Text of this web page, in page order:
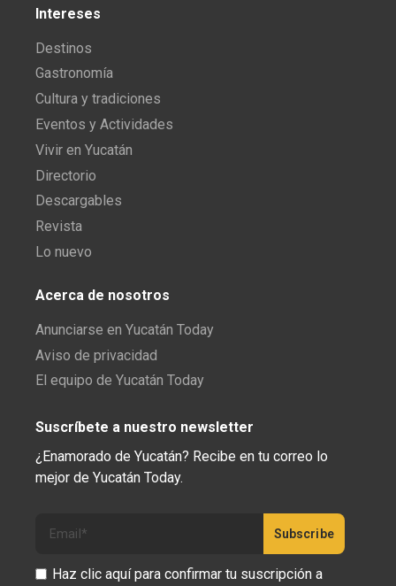
Intereses
Destinos
Gastronomía
Cultura y tradiciones
Eventos y Actividades
Vivir en Yucatán
Directorio
Descargables
Revista
Lo nuevo
Acerca de nosotros
Anunciarse en Yucatán Today
Aviso de privacidad
El equipo de Yucatán Today
Suscríbete a nuestro newsletter
¿Enamorado de Yucatán? Recibe en tu correo lo
mejor de Yucatán Today.
Haz clic aquí para confirmar tu suscripción a